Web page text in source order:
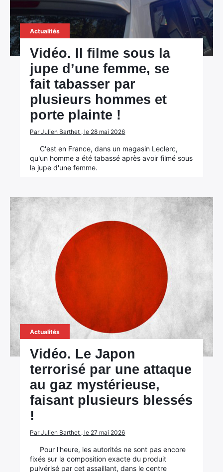
Actualités
Vidéo. Il filme sous la
jupe d’une femme, se
fait tabasser par
plusieurs hommes et
porte plainte !
Par Julien Barthet , le 28 mai 2026
C'est en France, dans un magasin Leclerc,
qu'un homme a été tabassé après avoir filmé sous
la jupe d'une femme.
Actualités
Vidéo. Le Japon
terrorisé par une attaque
au gaz mystérieuse,
faisant plusieurs blessés
!
Par Julien Barthet , le 27 mai 2026
Pour l'heure, les autorités ne sont pas encore
fixés sur la composition exacte du produit
pulvérisé par cet assaillant, dans le centre